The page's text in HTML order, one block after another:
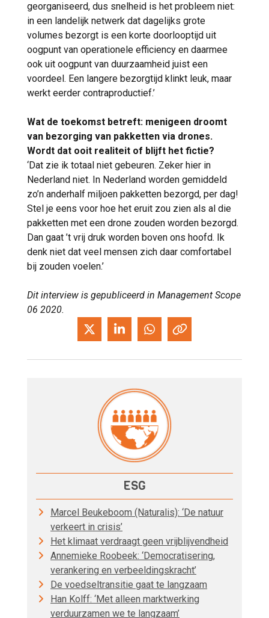
georganiseerd, dus snelheid is het probleem niet:
in een landelijk netwerk dat dagelijks grote
volumes bezorgt is een korte doorlooptijd uit
oogpunt van operationele efficiency en daarmee
ook uit oogpunt van duurzaamheid juist een
voordeel. Een langere bezorgtijd klinkt leuk, maar
werkt eerder contraproductief.’
Wat de toekomst betreft: menigeen droomt
van bezorging van pakketten via drones.
Wordt dat ooit realiteit of blijft het fictie?
‘Dat zie ik totaal niet gebeuren. Zeker hier in
Nederland niet. In Nederland worden gemiddeld
zo’n anderhalf miljoen pakketten bezorgd, per dag!
Stel je eens voor hoe het eruit zou zien als al die
pakketten met een drone zouden worden bezorgd.
Dan gaat ’t vrij druk worden boven ons hoofd. Ik
denk niet dat veel mensen zich daar comfortabel
bij zouden voelen.’
Dit interview is gepubliceerd in Management Scope
06 2020.
ESG
Marcel Beukeboom (Naturalis): ‘De natuur
verkeert in crisis’
Het klimaat verdraagt geen vrijblijvendheid
Annemieke Roobeek: ‘Democratisering,
verankering en verbeeldingskracht’
De voedseltransitie gaat te langzaam
Han Kolff: ‘Met alleen marktwerking
verduurzamen we te langzaam’